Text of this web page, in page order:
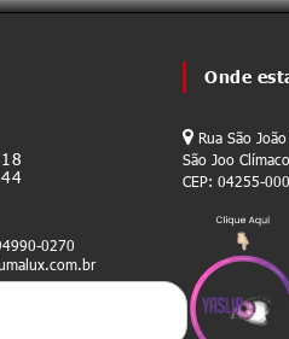
0270
Onde
Rua São
São Joo
CEP: 04255-000